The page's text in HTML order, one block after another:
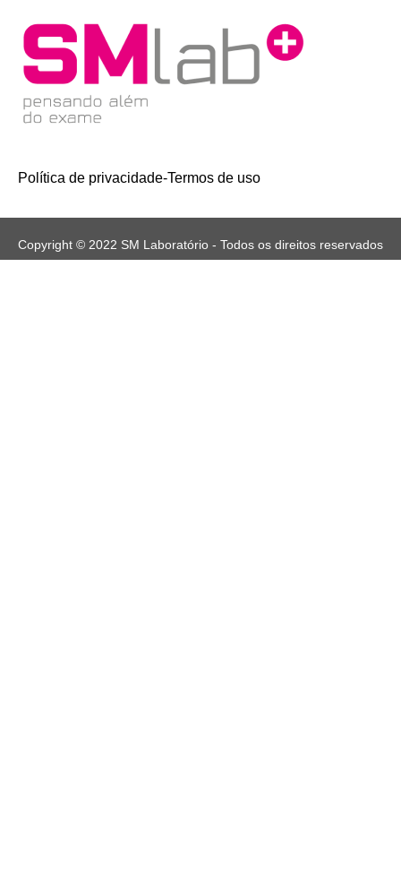
Política de privacidade-Termos de uso
Copyright © 2022 SM Laboratório - Todos os direitos reservados